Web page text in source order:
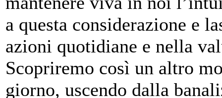
a questa considerazione e
azioni quotidiane e nella
Scopriremo così un altro
giorno, uscendo dalla